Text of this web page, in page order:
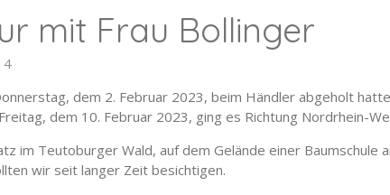
mit Frau Bollinger
dem 2. Februar 2023, beim Händler abgeholt
dem 10. Februar 2023, ging es Richtung Nordrhein-
im Teutoburger Wald, auf dem Gelände einer
wir seit langer Zeit besichtigen.